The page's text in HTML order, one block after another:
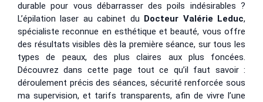
durable pour vous débarrasser des poils indésirables ?
L’épilation laser au cabinet du Docteur Valérie Leduc,
spécialiste reconnue en esthétique et beauté, vous offre
des résultats visibles dès la première séance, sur tous les
types de peaux, des plus claires aux plus foncées.
Découvrez dans cette page tout ce qu’il faut savoir :
déroulement précis des séances, sécurité renforcée sous
ma supervision, et tarifs transparents, afin de vivre l’une